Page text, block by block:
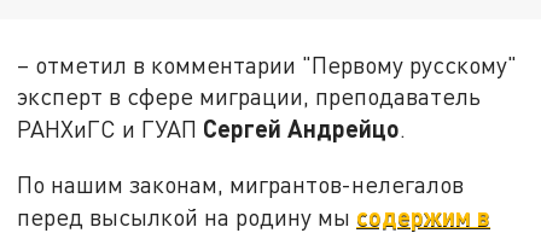
– отметил в комментарии "Первому русскому"
эксперт в сфере миграции, преподаватель
РАНХиГС и ГУАП Сергей Андрейцо.
По нашим законам, мигрантов-нелегалов
перед высылкой на родину мы содержим в